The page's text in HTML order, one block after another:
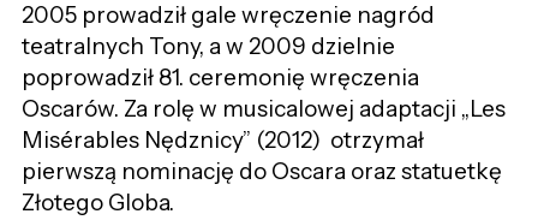
2005 prowadził gale wręczenie nagród
teatralnych Tony, a w 2009 dzielnie
poprowadził 81. ceremonię wręczenia
Oscarów. Za rolę w musicalowej adaptacji „Les
Misérables Nędznicy” (2012) otrzymał
pierwszą nominację do Oscara oraz statuetkę
Złotego Globa.